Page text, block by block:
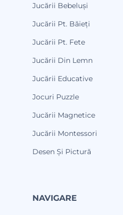
Jucării Bebeluși
Jucării Pt. Băieți
Jucării Pt. Fete
Jucării Din Lemn
Jucării Educative
Jocuri Puzzle
Jucării Magnetice
Jucării Montessori
Desen Și Pictură
NAVIGARE